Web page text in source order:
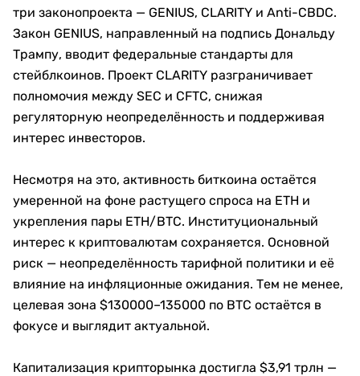
три законопроекта — GENIUS, CLARITY и Anti-CBDC.
Закон GENIUS, направленный на подпись Дональду
Трампу, вводит федеральные стандарты для
стейблкоинов. Проект CLARITY разграничивает
полномочия между SEC и CFTC, снижая
регуляторную неопределённость и поддерживая
интерес инвесторов.
Несмотря на это, активность биткоина остаётся
умеренной на фоне растущего спроса на ETH и
укрепления пары ETH/BTC. Институциональный
интерес к криптовалютам сохраняется. Основной
риск — неопределённость тарифной политики и её
влияние на инфляционные ожидания. Тем не менее,
целевая зона $130000–135000 по BTC остаётся в
фокусе и выглядит актуальной.
Капитализация крипторынка достигла $3,91 трлн —